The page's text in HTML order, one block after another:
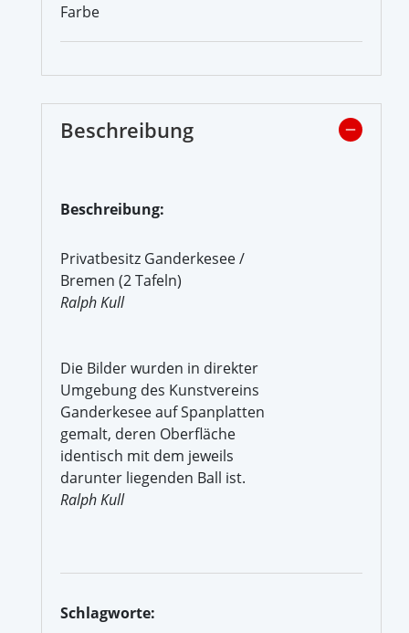
Farbe
Beschreibung
Beschreibung:
Privatbesitz Ganderkesee /
Bremen (2 Tafeln)
Ralph Kull
Die Bilder wurden in direkter
Umgebung des Kunstvereins
Ganderkesee auf Spanplatten
gemalt, deren Oberfläche
identisch mit dem jeweils
darunter liegenden Ball ist.
Ralph Kull
Schlagworte: